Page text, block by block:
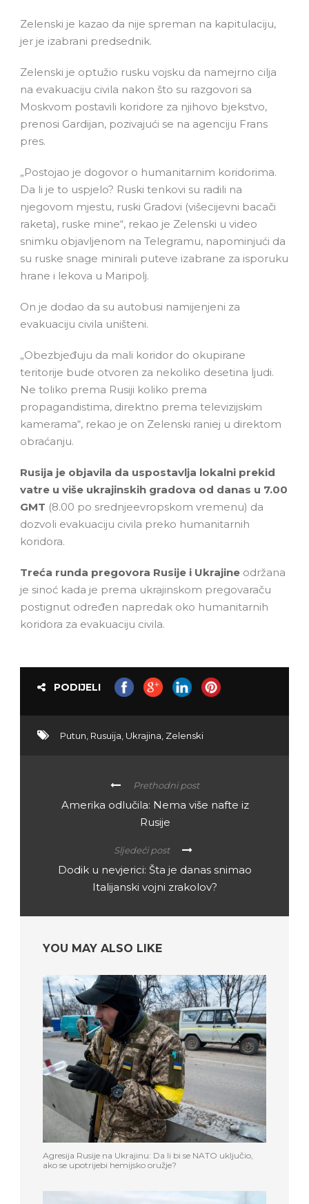
Zelenski je kazao da nije spreman na kapitulaciju,
jer je izabrani predsednik.
Zelenski je optužio rusku vojsku da namejrno cilja
na evakuaciju civila nakon što su razgovori sa
Moskvom postavili koridore za njihovo bjekstvo,
prenosi Gardijan, pozivajući se na agenciju Frans
pres.
„Postojao je dogovor o humanitarnim koridorima.
Da li je to uspjelo? Ruski tenkovi su radili na
njegovom mjestu, ruski Gradovi (višecijevni bacači
raketa), ruske mine“, rekao je Zelenski u video
snimku objavljenom na Telegramu, napominjući da
su ruske snage minirali puteve izabrane za isporuku
hrane i lekova u Maripolj.
On je dodao da su autobusi namijenjeni za
evakuaciju civila uništeni.
„Obezbjeđuju da mali koridor do okupirane
teritorije bude otvoren za nekoliko desetina ljudi.
Ne toliko prema Rusiji koliko prema
propagandistima, direktno prema televizijskim
kamerama“, rekao je on Zelenski raniej u direktom
obraćanju.
Rusija je objavila da uspostavlja lokalni prekid
vatre u više ukrajinskih gradova od danas u 7.00
GMT (8.00 po srednjeevropskom vremenu) da
dozvoli evakuaciju civila preko humanitarnih
koridora.
Treća runda pregovora Rusije i Ukrajine održana
je sinoć kada je prema ukrajinskom pregovaraču
postignut određen napredak oko humanitarnih
koridora za evakuaciju civila.
PODIJELI
Putun Rusuija Ukrajina Zelenski
Prethodni post
Amerika odlučila: Nema više nafte iz
Rusije
Sljedeći post
Dodik u nevjerici: Šta je danas snimao
Italijanski vojni zrakolov?
YOU MAY ALSO LIKE
Agresija Rusije na Ukrajinu: Da li bi se NATO uključio,
ako se upotrijebi hemijsko oružje?